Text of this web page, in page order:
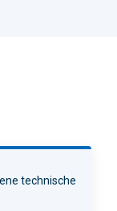
technische